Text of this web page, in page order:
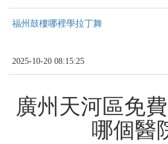
福州鼓樓哪裡學拉丁舞
2025-10-20 08:15:25
廣州天河區免
哪個醫